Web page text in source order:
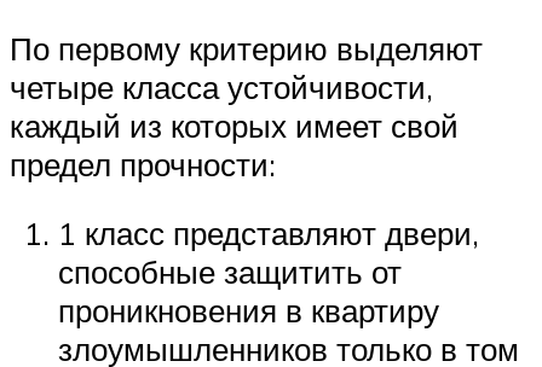
По первому критерию выделяют
четыре класса устойчивости,
каждый из которых имеет свой
предел прочности:
1 класс представляют двери,
способные защитить от
проникновения в квартиру
злоумышленников только в том